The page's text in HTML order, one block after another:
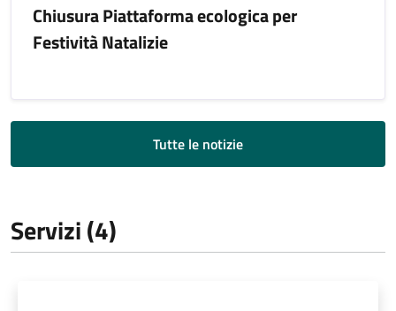
Chiusura Piattaforma ecologica per
Festività Natalizie
Tutte le notizie
Servizi (4)